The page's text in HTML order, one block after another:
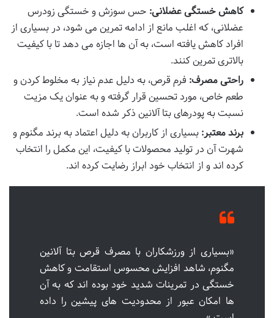
کاهش خستگی عضلانی: حس سوزش و خستگی زودرس
عضلانی، که اغلب مانع از ادامه تمرین می شود، در بسیاری از
افراد کاهش یافته است، به آن ها اجازه می دهد تا با کیفیت
بالاتری تمرین کنند.
راحتی مصرف: فرم قرص، به دلیل عدم نیاز به مخلوط کردن و
طعم خاص، مورد تحسین قرار گرفته و به عنوان یک مزیت
نسبت به پودرهای بتا آلانین ذکر شده است.
برند معتبر: بسیاری از کاربران به دلیل اعتماد به برند مگنوم و
شهرت آن در تولید محصولات با کیفیت، این مکمل را انتخاب
کرده اند و از انتخاب خود ابراز رضایت کرده اند.
«بسیاری از ورزشکاران با مصرف قرص بتا آلانین
مگنوم، شاهد افزایش محسوس استقامت و کاهش
خستگی در تمرینات شدید خود بوده اند که به آن
ها امکان عبور از محدودیت های پیشین را داده